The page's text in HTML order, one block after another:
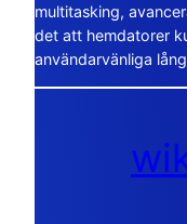
multitasking,
det att hemdatorer
användarvänliga